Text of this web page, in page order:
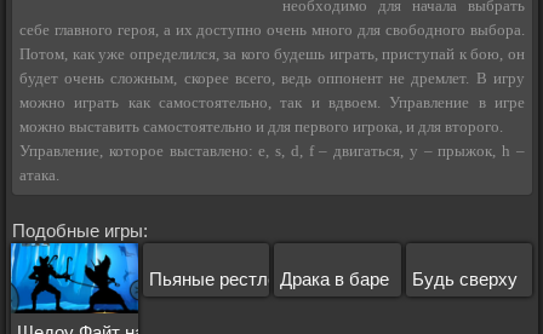
необходимо для начала выбрать
себе главного героя, а их доступно очень много для свободного выбора.
Потом, как уже определился, за кого будешь играть, приступай к бою, он
будет очень сложным, скорее всего, ведь оппонент не дремлет. В игру
можно играть как самостоятельно, так и вдвоем. Управление в игре
можно выставить самостоятельно и для первого игрока, и для второго.
Управление, которое выставлено: e, s, d, f – двигаться, y – прыжок, h –
атака.
Подобные игры:
Пьяные рестлерыДрака в баре Будь сверху